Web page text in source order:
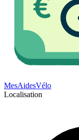
MesAidesVélo
Localisation